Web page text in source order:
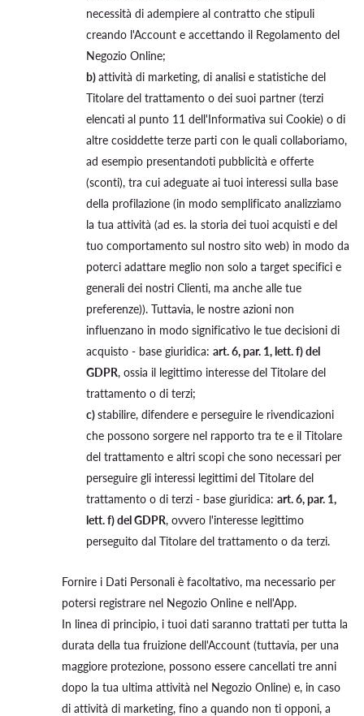
necessità di adempiere al contratto che stipuli
creando l'Account e accettando il Regolamento del
Negozio Online;
b)attività di marketing, di analisi e statistiche del
Titolare del trattamento o dei suoi partner (terzi
elencati al punto 11 dell'Informativa sui Cookie) o di
altre cosiddette terze parti con le quali collaboriamo,
ad esempio presentandoti pubblicità e offerte
(sconti), tra cui adeguate ai tuoi interessi sulla base
della profilazione (in modo semplificato analizziamo
la tua attività (ad es. la storia dei tuoi acquisti e del
tuo comportamento sul nostro sito web) in modo da
poterci adattare meglio non solo a target specifici e
generali dei nostri Clienti, ma anche alle tue
preferenze)). Tuttavia, le nostre azioni non
influenzano in modo significativo le tue decisioni di
acquisto - base giuridica: art. 6, par. 1, lett. f) del
GDPR, ossia il legittimo interesse del Titolare del
trattamento o di terzi;
c)stabilire, difendere e perseguire le rivendicazioni
che possono sorgere nel rapporto tra te e il Titolare
del trattamento e altri scopi che sono necessari per
perseguire gli interessi legittimi del Titolare del
trattamento o di terzi - base giuridica: art. 6, par. 1,
lett. f) del GDPR, ovvero l'interesse legittimo
perseguito dal Titolare del trattamento o da terzi.
Fornire i Dati Personali è facoltativo, ma necessario per
potersi registrare nel Negozio Online e nell'App.
In linea di principio, i tuoi dati saranno trattati per tutta la
durata della tua fruizione dell'Account (tuttavia, per una
maggiore protezione, possono essere cancellati tre anni
dopo la tua ultima attività nel Negozio Online) e, in caso
di attività di marketing, fino a quando non ti opponi, a